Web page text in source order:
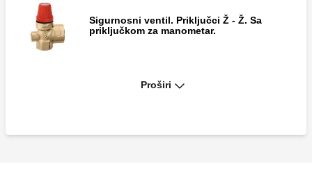
Sigurnosni ventil. Priključci Ž - Ž. Sa
priključkom za manometar.
Proširi